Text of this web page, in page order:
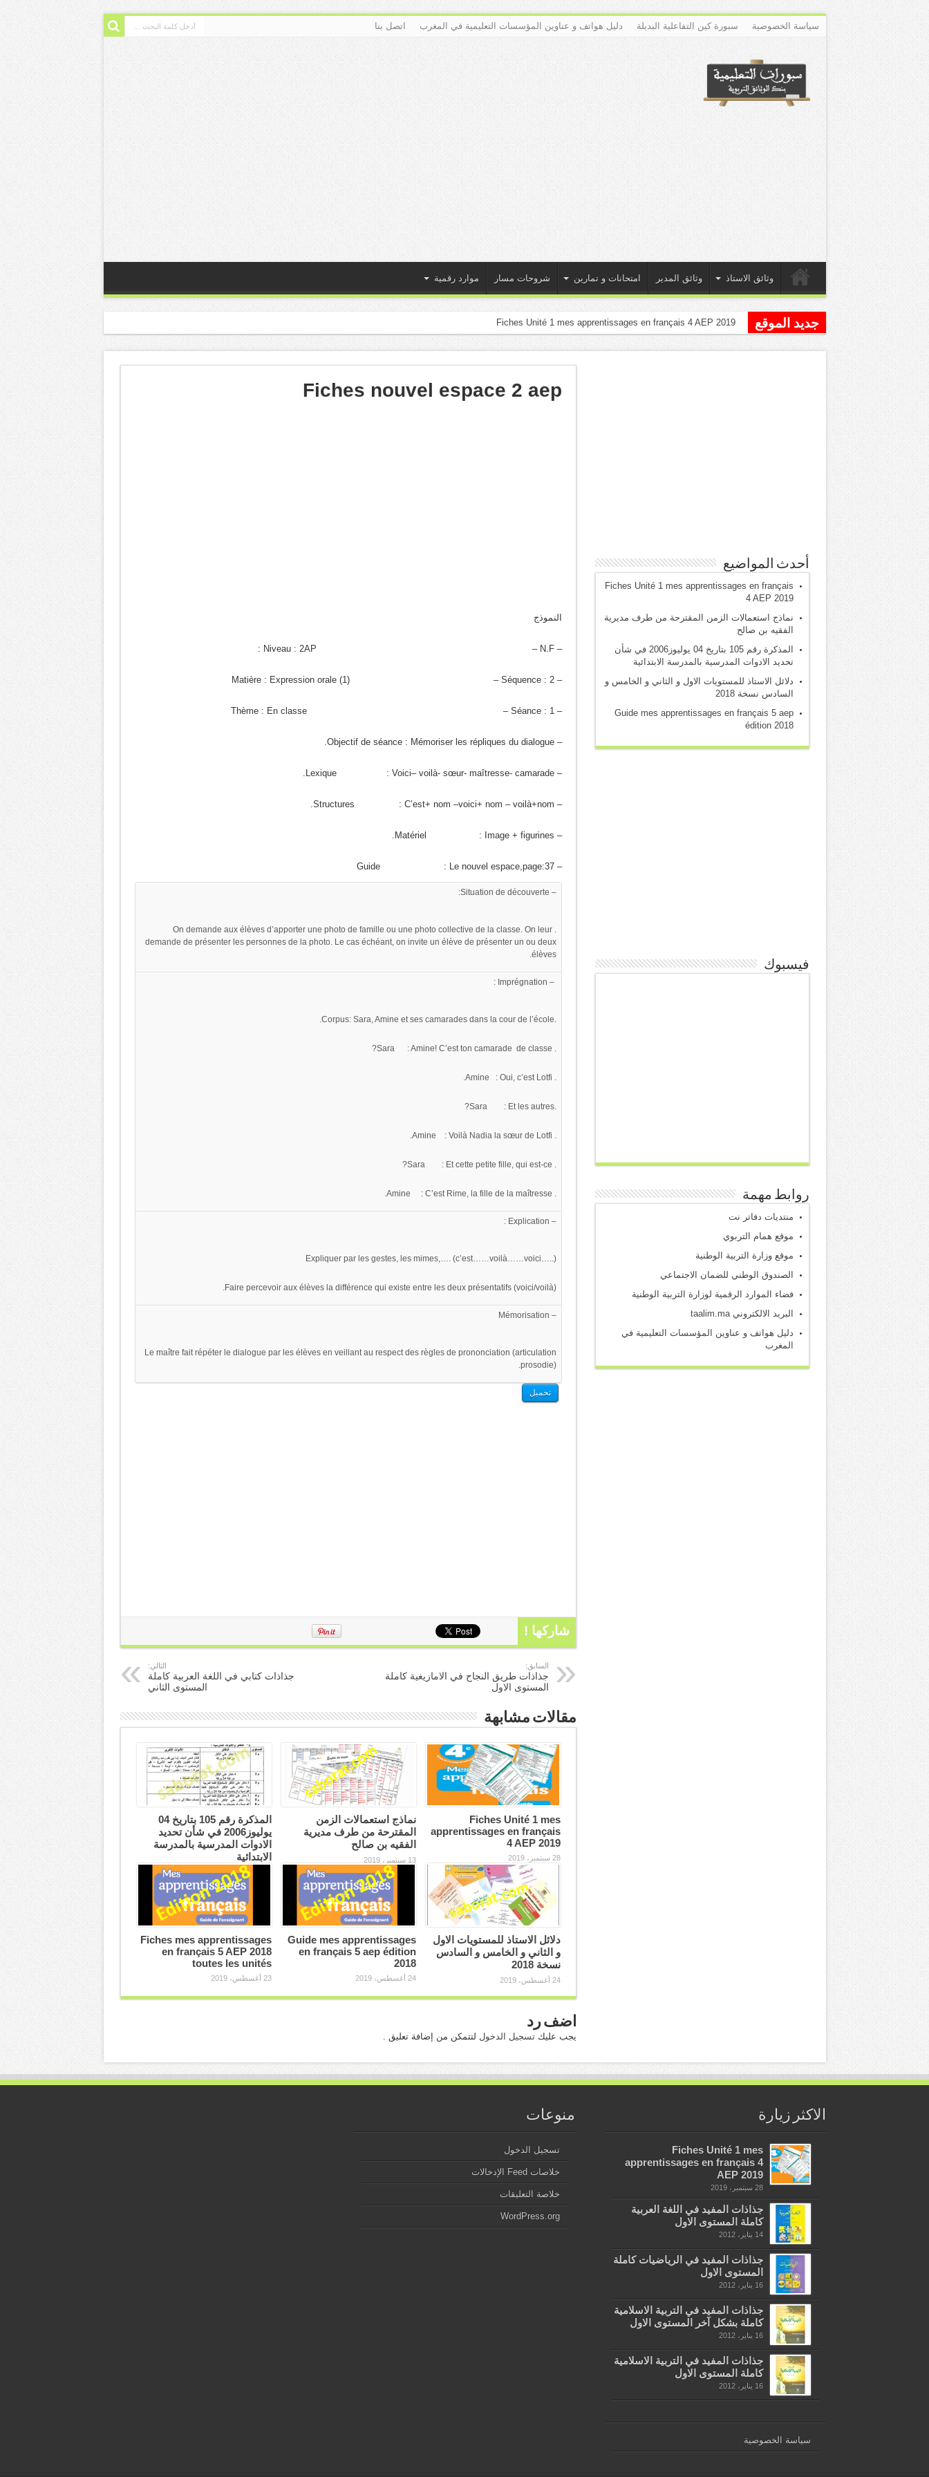
سياسة الخصوصية سبورة كين التفاعلية البديلة دليل هواتف و عناوين المؤسسات التعليمية في المغرب اتصل بنا
وثائق الاستاذ وثائق المدير امتحانات و تمارين شروحات مسار موارد رقمية
جديد الموقع نماذج استعمالات الزمن ا
Fiches nouvel espace 2 aep
النموذج
– Niveau : 2AP – N.F :
– Matière : Expression orale (1) – Séquence : 2
– Thème : En classe – Séance : 1
– Objectif de séance : Mémoriser les répliques du dialogue.
– Lexique : Voici– voilà- sœur- maîtresse- camarade.
– Structures : C’est+ nom –voici+ nom – voilà+nom.
– Matériel : Image + figurines.
– Guide : Le nouvel espace,page:37
– Situation de découverte:
. On demande aux élèves d’apporter une photo de famille ou une photo collective de la classe. On leur
demande de présenter les personnes de la photo. Le cas échéant, on invite un élève de présenter un ou deux
élèves.
– Imprégnation :
.Corpus: Sara, Amine et ses camarades dans la cour de l’école.
. Sara : Amine! C’est ton camarade de classe?
. Amine : Oui, c’est Lotfi.
.Sara : Et les autres?
. Amine : Voilà Nadia la sœur de Lotfi.
. Sara : Et cette petite fille, qui est-ce?
. Amine : C’est Rime, la fille de la maîtresse.
– Explication :
Expliquer par les gestes, les mimes,…. (c’est……voilà……voici…..)
Faire percevoir aux élèves la différence qui existe entre les deux présentatifs (voici/voilà).
– Mémorisation
Le maître fait répéter le dialogue par les élèves en veillant au respect des règles de prononciation (articulation
prosodie).
تحميل
شاركها !
السابق:
جذاذات طريق النجاح في الامازيغية كاملة
المستوى الاول
التالي:
جذاذات كتابي في اللغة العربية كاملة
المستوى الثاني
مقالات مشابهة
Fiches Unité 1 mes
apprentissages en français
4 AEP 2019
28 سبتمبر، 2019
نماذج استعمالات الزمن
المقترحة من طرف مديرية
الفقيه بن صالح
13 سبتمبر، 2019
المذكرة رقم 105 بتاريخ 04
يوليوز2006 في شأن تحديد
الادوات المدرسية بالمدرسة
الابتدائية
دلائل الاستاذ للمستويات الاول
و الثاني و الخامس و السادس
نسخة 2018
24 أغسطس، 2019
Guide mes apprentissages
en français 5 aep édition
2018
24 أغسطس، 2019
Fiches mes apprentissages
en français 5 AEP 2018
toutes les unités
23 أغسطس، 2019
اضف رد
يجب عليكتسجيل الدخول لتتمكن من إضافة تعليق .
أحدث المواضيع
Fiches Unité 1 mes apprentissages en français
4 AEP 2019
نماذج استعمالات الزمن المقترحة من طرف مديرية
الفقيه بن صالح
المذكرة رقم 105 بتاريخ 04 يوليوز2006 في شأن
تحديد الادوات المدرسية بالمدرسة الابتدائية
دلائل الاستاذ للمستويات الاول و الثاني و الخامس و
السادس نسخة 2018
Guide mes apprentissages en français 5 aep
édition 2018
فيسبوك
روابط مهمة
منتديات دفاتر نت
موقع همام التربوي
موقع وزارة التربية الوطنية
الصندوق الوطني للضمان الاجتماعي
فضاء الموارد الرقمية لوزارة التربية الوطنية
البريد الالكتروني taalim.ma
دليل هواتف و عناوين المؤسسات التعليمية في
المغرب
الاكثر زيارة
Fiches Unité 1 mes
apprentissages en français 4
AEP 2019
28 سبتمبر، 2019
جذاذات المفيد في اللغة العربية
كاملة المستوى الاول
14 يناير، 2012
جذاذات المفيد في الرياضيات كاملة
المستوى الاول
16 يناير، 2012
جذاذات المفيد في التربية الاسلامية
كاملة بشكل آخر المستوى الاول
16 يناير، 2012
جذاذات المفيد في التربية الاسلامية
كاملة المستوى الاول
16 يناير، 2012
سياسة الخصوصية
منوعات
تسجيل الدخول
خلاصات Feed الإدخالات
خلاصة التعليقات
WordPress.org